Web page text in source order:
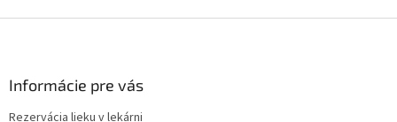
Informácie pre vás
Rezervácia lieku v lekárni